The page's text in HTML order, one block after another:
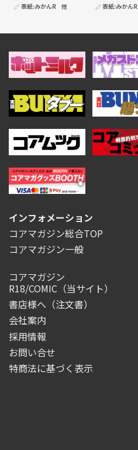
表紙:みかんR 他 表紙:みかんR
インフォメーション
コアマガジン総合TOP
コアマガジン一般
コアマガジン
R18/COMIC （当サイト）
書店様へ（注文書）
会社案内
採用情報
お問い合せ
特商法に基づく表示